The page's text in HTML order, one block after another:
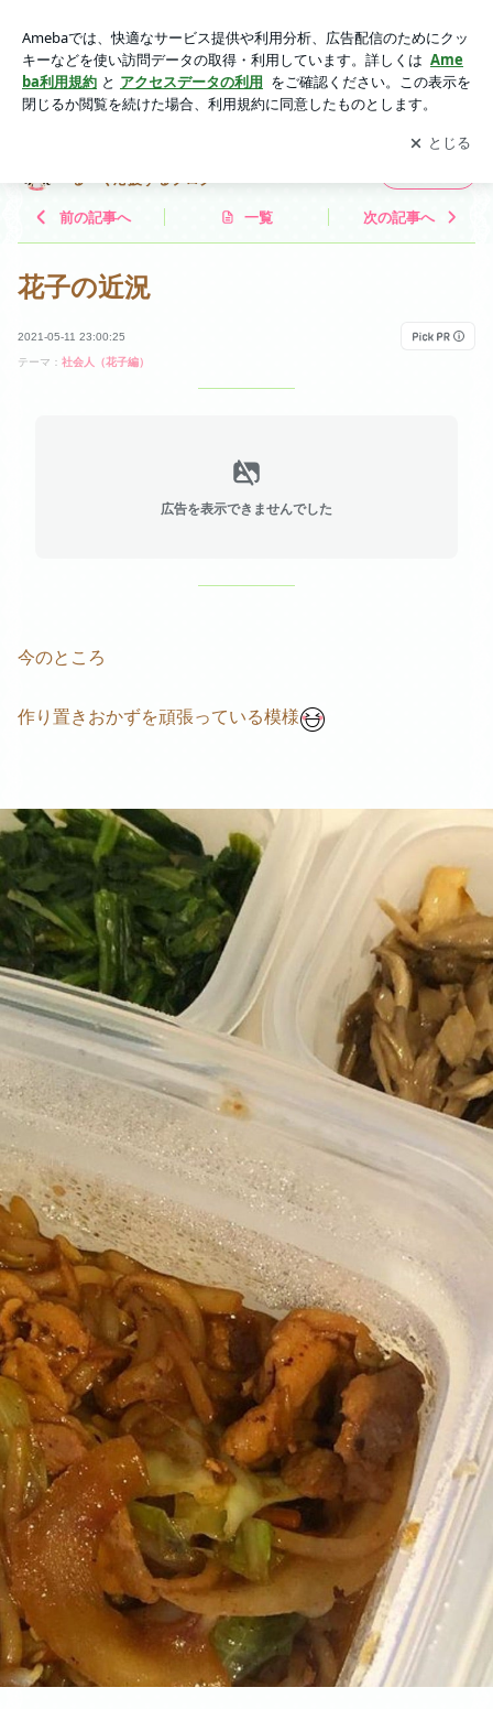
く応援するブログ
アプリをダウンロードして ブログの更新通知
を受け取りまし
ょう。
開く
る～く応援するブログ
前の記事へ 一覧 次の記事へ
花子の近況
2021-05-11 23:00:25
テーマ： 社会人（花子編）
広告を表示できませんでした
今のところ
作り置きおかずを頑張っている模様